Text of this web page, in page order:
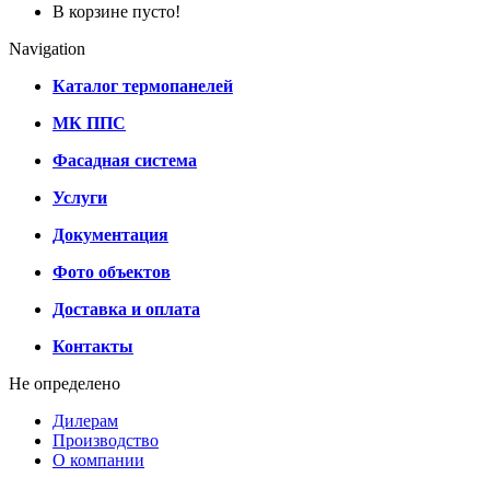
В корзине пусто!
Navigation
Каталог термопанелей
МК ППС
Фасадная система
Услуги
Документация
Фото объектов
Доставка и оплата
Контакты
Не определено
Дилерам
Производство
О компании